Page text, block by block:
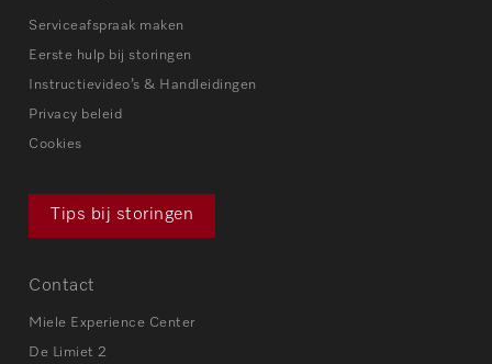
Serviceafspraak maken
Eerste hulp bij storingen
Instructievideo’s & Handleidingen
Privacy beleid
Cookies
Tips bij storingen
Contact
Miele Experience Center
De Limiet 2